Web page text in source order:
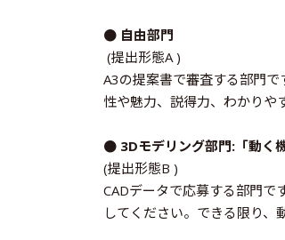
● 自由部門
(提出形態A )
A3の提案書で審査する部門
性や魅力、説得力、わかりや
● 3Dモデリング部門:「動く
(提出形態B )
CADデータで応募する部門で
してください。できる限り、